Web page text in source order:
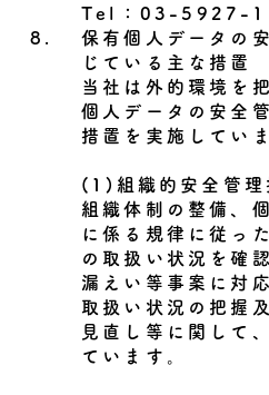
Tel： 03-5927-
8.
保有個人データの
じている主な措置
当社は外的環境を
個人データの安全
措置を実施してい
(1)組織的安全管理
組織体制の整備、
に係る規律に従っ
の取扱い状況を確
漏えい等事案に対
取扱い状況の把握
見直し等に関して
ています。